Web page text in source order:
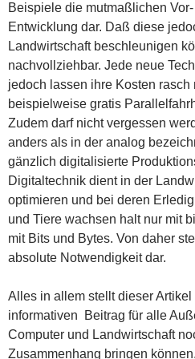
Beispiele die mutmaßlichen
Entwicklung dar. Daß diese
Landwirtschaft beschleunigen
nachvollziehbar. Jede neue
jedoch lassen ihre Kosten
beispielweise gratis
Zudem darf nicht vergessen
anders als in der analog
gänzlich digitalisierte
Digitaltechnik dient in der
optimieren und bei deren
und Tiere wachsen halt nur mit
mit Bits und Bytes. Von daher
absolute Notwendigkeit dar.
Alles in allem stellt dieser
informativen Beitrag für alle
Computer und Landwirtschaft
Zusammenhang bringen können.